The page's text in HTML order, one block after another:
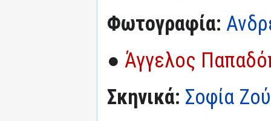
Φωτογραφία:
● Άγγελος
Σκηνικά: Σοφία